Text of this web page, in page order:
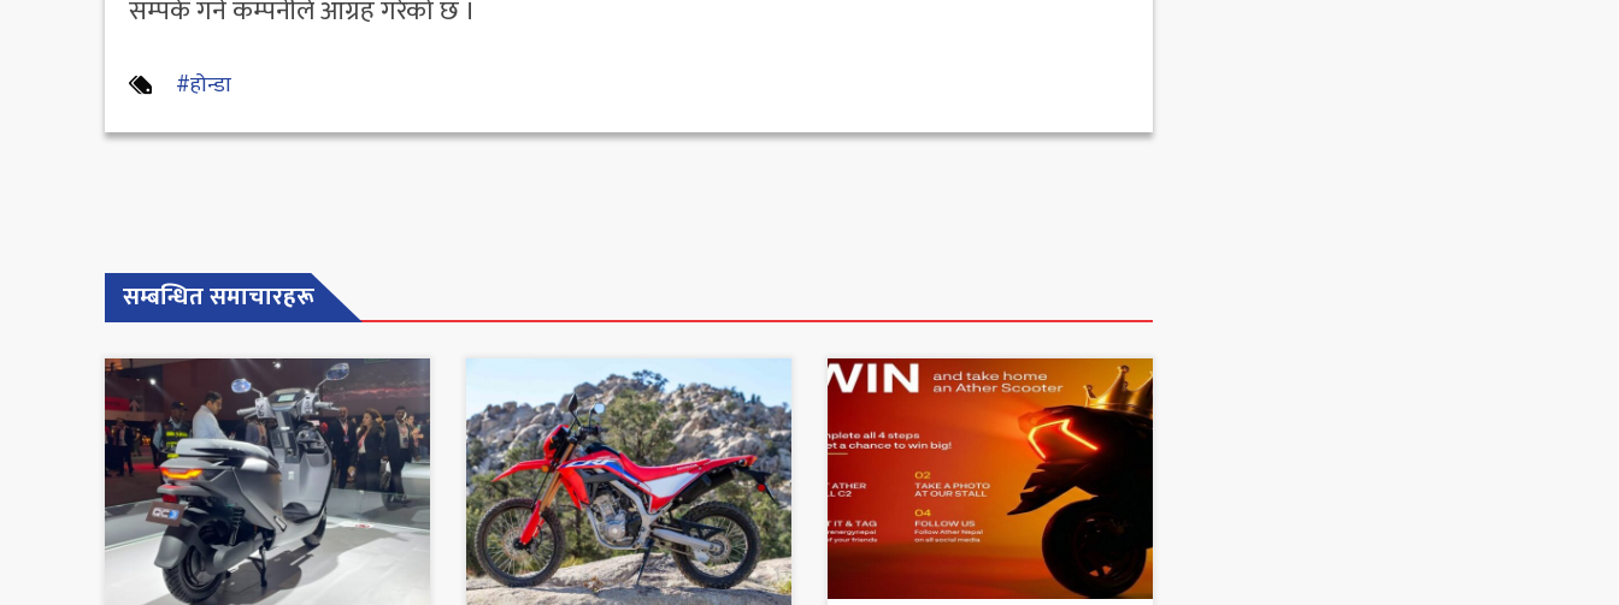
सम्पर्क गर्न कम्पनीले आग्रह गरेको छ ।
#होन्डा
सम्बन्धित समाचारहरू